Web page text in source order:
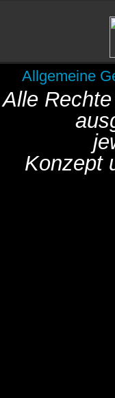
Allgemeine
Alle
Konzept